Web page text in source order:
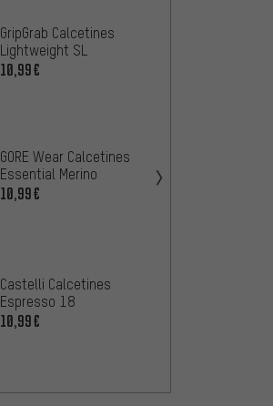
GripGrab Calcetines
Lightweight SL
10,99€
GORE Wear Calcetines
Essential Merino
10,99€
Castelli Calcetines
Espresso 18
10,99€